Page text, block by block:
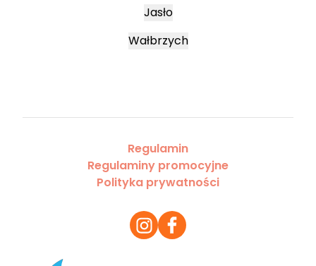
Jasło
Wałbrzych
Regulamin
Regulaminy promocyjne
Polityka prywatności